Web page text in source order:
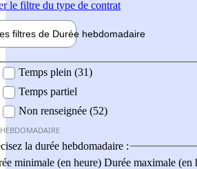
le filtre du type de contrat
filtres de Durée hebdomadaire
Temps plein (31)
Temps partiel
Non renseignée (52)
la durée hebdomadaire :
minimale (en heure) Durée maximale (en